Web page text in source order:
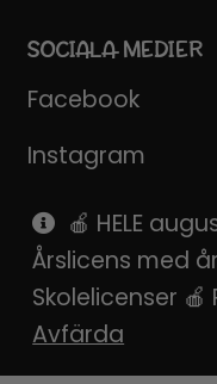
SOCIALA MEDIER
Facebook
Instagram
Pinterest
SnapChat
🍎 HELE
Årslicens med
Skolelicenser 🍎
Avfärda